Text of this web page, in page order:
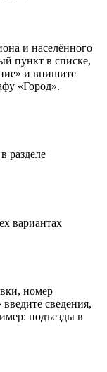
и населённого
пункт в списке,
и впишите
«Город».
разделе
вариантах
номер
сведения,
подъезды в